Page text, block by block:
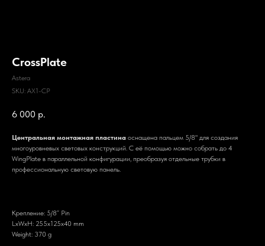
CrossPlate
Astera
SKU: AX1-CP
6 000 р.
Центральная монтажная пластина оснащена пальцем 5/8" для создания
многоуровневых световых конструкций. С её помощью можно собрать до 4
WingPlate в параллельной конфигурации, преобразуя отдельные трубки в
профессиональную световую панель.
Крепление: 5/8“ Pin
LxWxH: 255x125x40 mm
Weight: 370 g